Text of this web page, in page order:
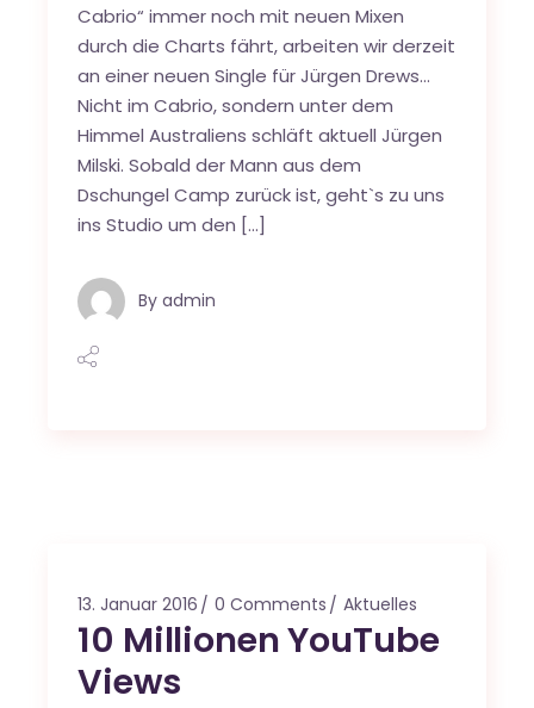
Cabrio“ immer noch mit neuen Mixen
durch die Charts fährt, arbeiten wir derzeit
an einer neuen Single für Jürgen Drews…
Nicht im Cabrio, sondern unter dem
Himmel Australiens schläft aktuell Jürgen
Milski. Sobald der Mann aus dem
Dschungel Camp zurück ist, geht`s zu uns
ins Studio um den […]
By admin
13. Januar 2016 0 Comments Aktuelles
10 Millionen YouTube
Views